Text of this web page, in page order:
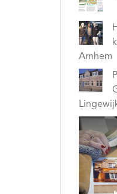
Arnhem